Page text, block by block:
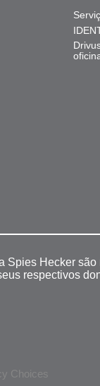
Hecker
respectivos
Choices